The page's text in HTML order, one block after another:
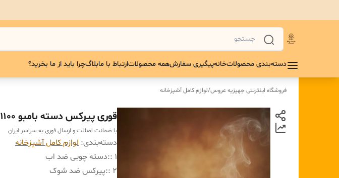
دسته‌بندی محصولاتخانهپیگیری سفارشهمه محصولاتارتباط با مابلاگچرا باید از ما بخرید؟
فروشگاه اینترنتی جهیزیه عروس/لوازم کامل آشپزخانه
قوری پیرکس دسته بامبو ۱۱۰۰ میل
با ضمانت اصالت و ارسال فوری به سراسر ایران
دسته‌بندی: لوازم کامل آشپزخانه
۱ : :دسته چوبی ضد اب
۲ : :پیرکس ضد شوک